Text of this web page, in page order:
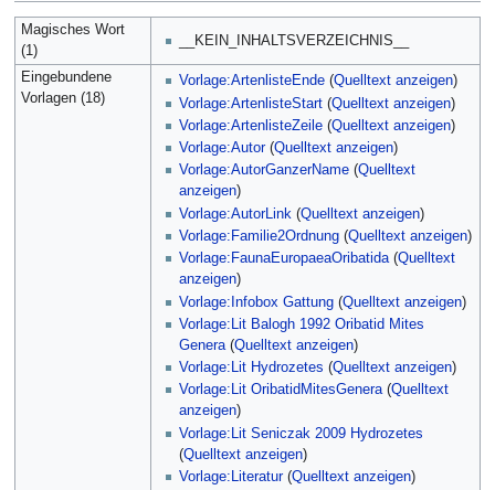
Magisches Wort
(1)
__KEIN_INHALTSVERZEICHNIS__
Eingebundene
Vorlagen (18)
Vorlage:ArtenlisteEnde (Quelltext anzeigen)
Vorlage:ArtenlisteStart (Quelltext anzeigen)
Vorlage:ArtenlisteZeile (Quelltext anzeigen)
Vorlage:Autor(Quelltext anzeigen)
Vorlage:AutorGanzerName (Quelltext
anzeigen)
Vorlage:AutorLink (Quelltext anzeigen)
Vorlage:Familie2Ordnung (Quelltext anzeigen)
Vorlage:FaunaEuropaeaOribatida(Quelltext
anzeigen)
Vorlage:Infobox Gattung (Quelltext anzeigen)
Vorlage:Lit Balogh 1992 Oribatid Mites
Genera (Quelltext anzeigen)
Vorlage:Lit Hydrozetes (Quelltext anzeigen)
Vorlage:Lit OribatidMitesGenera(Quelltext
anzeigen)
Vorlage:Lit Seniczak 2009 Hydrozetes
(Quelltext anzeigen)
Vorlage:Literatur(Quelltext anzeigen)